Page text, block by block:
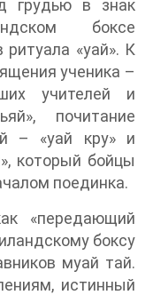
грудью в знак
боксе
«уай». К
ученика –
учителей и
почитание
– «уай кру» и
который бойцы
поединка.
«передающий
боксу
муай тай.
истинный